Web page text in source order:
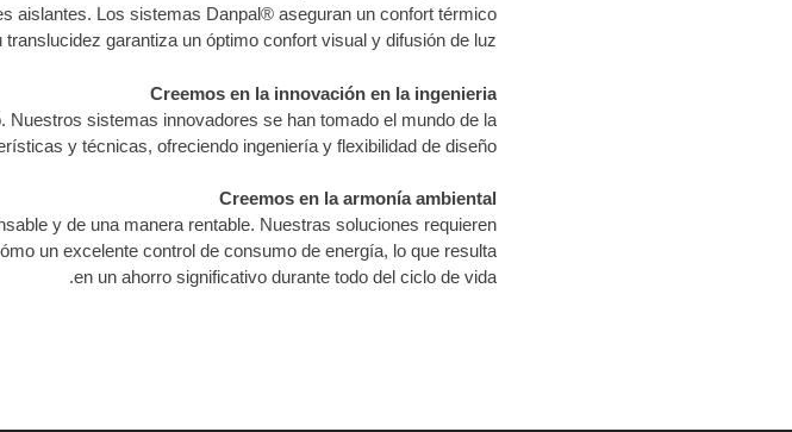
aislantes. Los sistemas Danpal® aseguran un confort térmico
garantiza un óptimo confort visual y difusión de luz.
Creemos en la innovación en la ingenieria
sistemas innovadores se han tomado el mundo de la
y técnicas, ofreciendo ingeniería y flexibilidad de diseño.
Creemos en la armonía ambiental
y de una manera rentable. Nuestras soluciones requieren
un excelente control de consumo de energía, lo que resulta
en un ahorro significativo durante todo del ciclo de vida.